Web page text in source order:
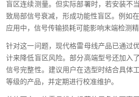
盲区连续测量。但实际部署时，若安装不
致局部信号衰减，形成功能性盲区。例如
应用中，信号传输损耗可能影响末端检测精
针对这一问题，现代格雷母线产品已通过
计来降低盲区风险。部分高端型号还加入
信号完整性。建议用户在选型时结合具体
等级的产品，并定期进行校准维护。